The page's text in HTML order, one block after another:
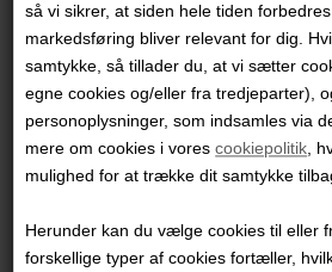
så vi sikrer, at siden hele tiden
markedsføring bliver relevant for dig.
samtykke, så tillader du, at vi sætter
egne cookies og/eller fra tredjeparter),
personoplysninger, som indsamles via
mere om cookies i vorescookiepolitik,
mulighed for at trække dit samtykke
Herunder kan du vælge cookies til eller
forskellige typer af cookies fortæller,
Forlaget COBOLT A/S
CVR-nr. 31 46 84 26
Sankt Peders Stræde 45, 2. 1453
+45 70 26 26 92